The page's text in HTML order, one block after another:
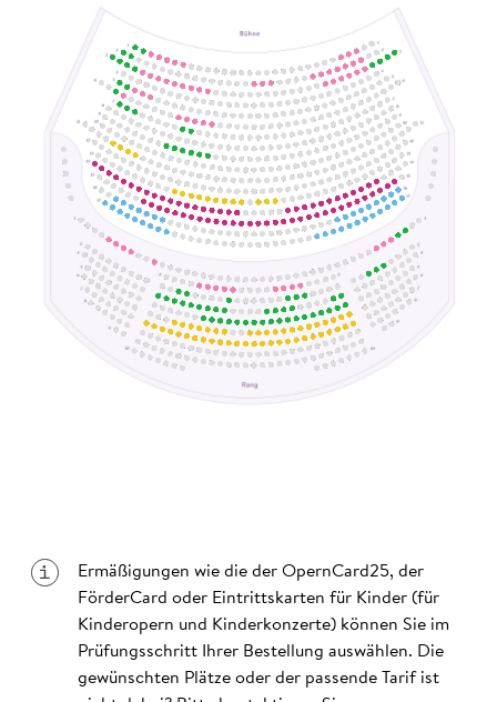
Ermäßigungen wie die der OpernCard25, der
FörderCard oder Eintrittskarten für Kinder (für
Kinderopern und Kinderkonzerte) können Sie im
Prüfungsschritt Ihrer Bestellung auswählen. Die
gewünschten Plätze oder der passende Tarif ist